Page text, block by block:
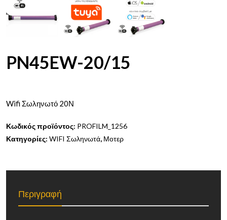
PN45EW-20/15
Wifi Σωληνωτό 20Ν
Κωδικός προϊόντος: PROFILM_1256
Κατηγορίες: WIFI Σωληνωτά, Μοτερ
Περιγραφή